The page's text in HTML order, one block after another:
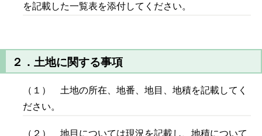
を記載した一覧表を添付してください。
２．土地に関する事項
（１） 土地の所在、地番、地目、地積を記載してく
ださい。
（２） 地目については現況を記載し、地積について